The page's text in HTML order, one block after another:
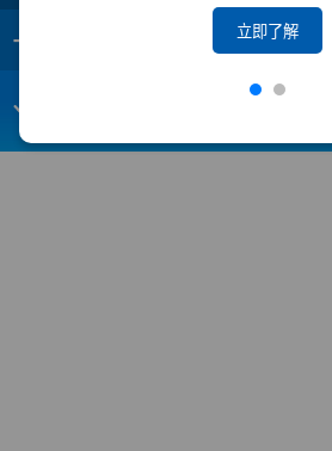
立即了解
+
webmaster@yuanta.com